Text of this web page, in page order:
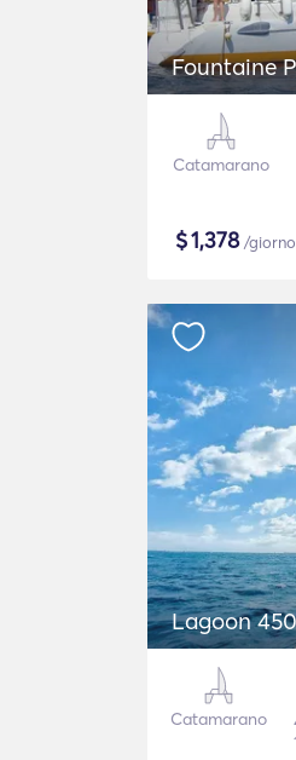
Fountaine
Catamarano
$1,378/giorno
Lagoon
Catamarano